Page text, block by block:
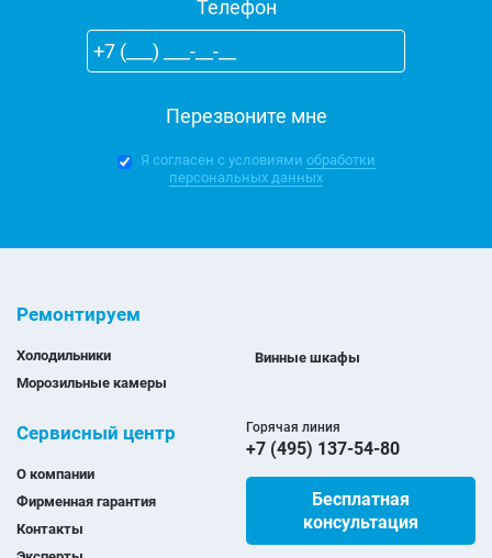
Телефон
Я согласен с условиями обработки
персональных данных
Ремонтируем
Холодильники
Морозильные камеры
Винные шкафы
Сервисный центр
О компании
Фирменная гарантия
Контакты
Горячая линия
+7 (495) 137-54-80
Бесплатная
консультация